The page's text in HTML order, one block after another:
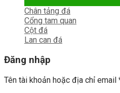
Chân tảng đá
Cổng tam quan
Cột đá
Lan can đá
Đăng nhập
Tên tài khoản hoặc địa chỉ email